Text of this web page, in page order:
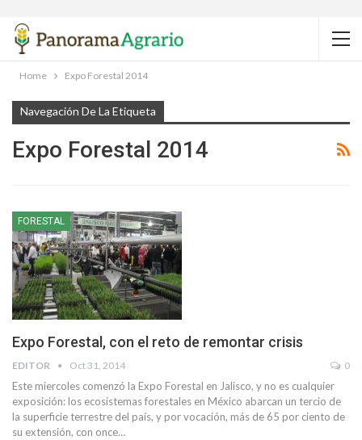
Home Expo Forestal 2014
Navegación De La Etiqueta
Expo Forestal 2014
FORESTAL
Expo Forestal, con el reto de remontar crisis
EDITOR Oct 31, 2014 0
Este miercoles comenzó la Expo Forestal en Jalisco, y no es cualquier
exposición: los ecosistemas forestales en México abarcan un tercio de
la superficie terrestre del país, y por vocación, más de 65 por ciento de
su extensión, con once…